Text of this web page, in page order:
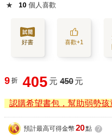
★
10 個人喜歡
好書 喜歡+1
9 折 405 元 450 元
認購希望書包，幫助弱勢孩
預計最高可得金幣 20點 ?